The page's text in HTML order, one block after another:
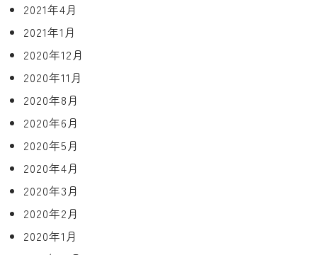
2021年4月
2021年1月
2020年12月
2020年11月
2020年8月
2020年6月
2020年5月
2020年4月
2020年3月
2020年2月
2020年1月